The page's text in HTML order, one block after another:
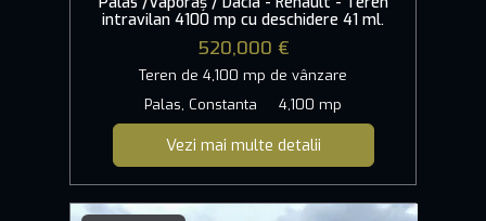
intravilan 4100 mp cu deschidere 41 ml.
520,000 €
Teren de 4,100 mp de vânzare
Palas, Constanta
4,100 mp
Vezi mai multe detalii